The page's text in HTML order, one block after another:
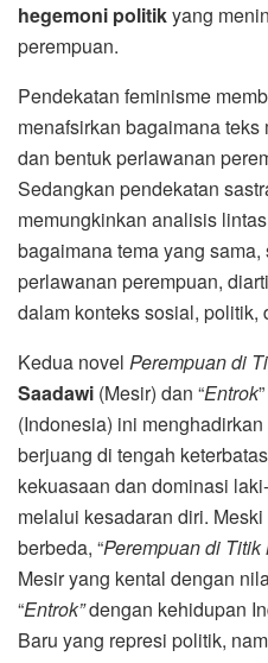
hegemoni politikyang
perempuan.
Pendekatan feminisme
menafsirkan bagaimana
dan bentuk perlawanan
Sedangkan pendekatan
memungkinkan analisis
bagaimana tema yang
perlawanan perempuan,
dalam konteks sosial,
Kedua novel Perempuan di
Saadawi (Mesir) dan “Entrok
(Indonesia) ini
berjuang di tengah
kekuasaan dan dominasi
melalui kesadaran diri.
berbeda, “Perempuan di Titik
Mesir yang kental dengan
“Entrok”dengan kehidupan
Baru yang represi politik,